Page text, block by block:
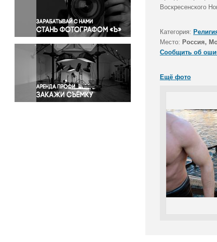
Правосудие
Происшествия и конфликты
Религия
Светская жизнь
Спорт
Экология
Экономика и бизнес
Воскресенского
Категория:
Место: Россия,
Сообщить об
Ещё фото